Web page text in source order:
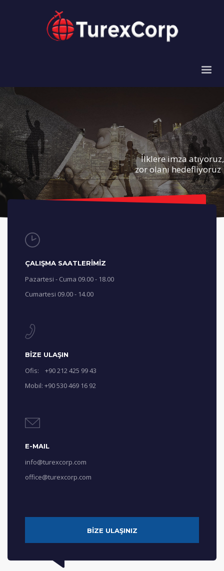
İlklere imza atıyoruz,
zor olanı hedefliyoruz
ÇALIŞMA SAATLERİMİZ
Pazartesi - Cuma 09.00 - 18.00
Cumartesi 09.00 - 14.00
BİZE ULAŞIN
Ofis: +90 212 425 99 43
Mobil: +90 530 469 16 92
E-MAIL
info@turexcorp.com
office@turexcorp.com
BİZE ULAŞINIZ